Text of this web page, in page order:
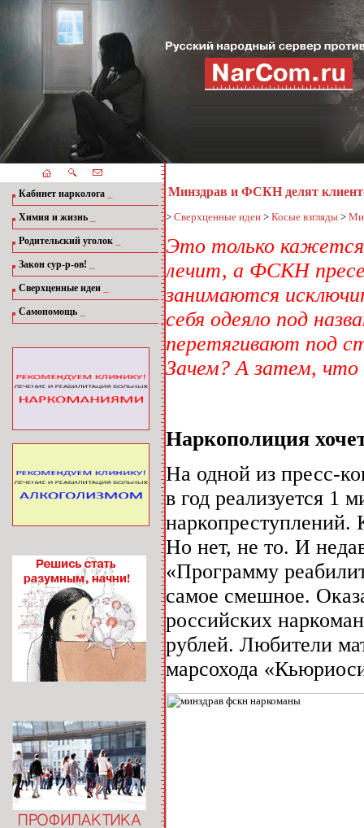
Кабинет нарколога
Химия и жизнь
Родительский уголок
Закон сур-р-ов!
Сверхценные идеи
Самопомощь
Минздрав и ФСКН делят
> Сверхценные идеи > Косые взгляды >
Это только
лечит, а ФСКН
занимаются
себя одеяло под
перетягивают под
Зачем? А затем, что
Наркополиция
На одной из пресс-
в год реализуется 1
наркопреступлений.
Но нет, не то. И
«Программу
самое смешное.
российских
рублей. Любители
марсохода